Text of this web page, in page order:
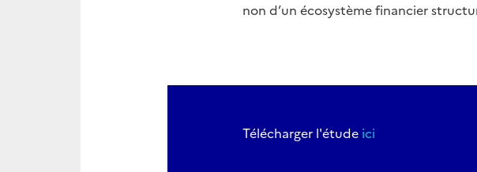
non d’un écosystème financier
Télécharger l'étude ici